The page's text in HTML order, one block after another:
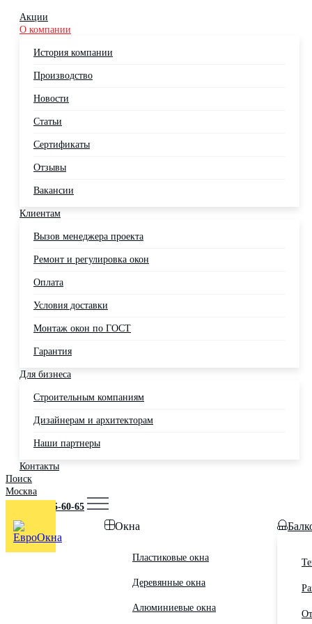
Акции
О компании
История компании
Производство
Новости
Статьи
Сертификаты
Отзывы
Вакансии
Клиентам
Вызов менеджера проекта
Ремонт и регулировка окон
Оплата
Условия доставки
Монтаж окон по ГОСТ
Гарантия
Для бизнеса
Строительным компаниям
Дизайнерам и архитекторам
Наши партнеры
Контакты
Поиск
Москва
+7 (495) 725-60-65
Окна
Пластиковые окна
Деревянные окна
Алюминиевые окна